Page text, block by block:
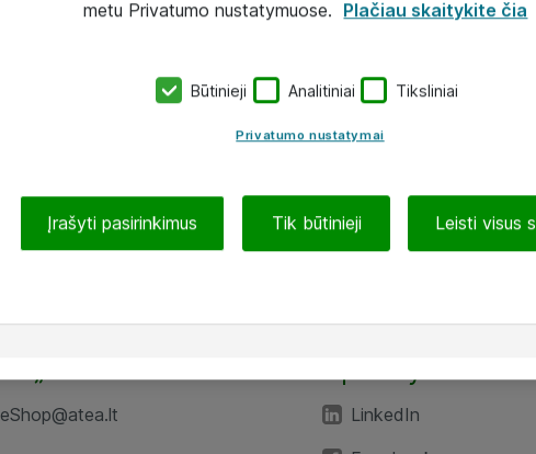
eShop@atea.lt
LinkedIn
metu Privatumo nustatymuose. Plačiau skaitykite čia
Būtinieji Analitiniai Tiksliniai
Privatumo nustatymai
Įrašyti pasirinkimus Tik būtinieji Leisti visus